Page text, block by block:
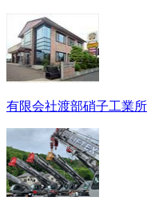
有限会社渡部硝子工業所